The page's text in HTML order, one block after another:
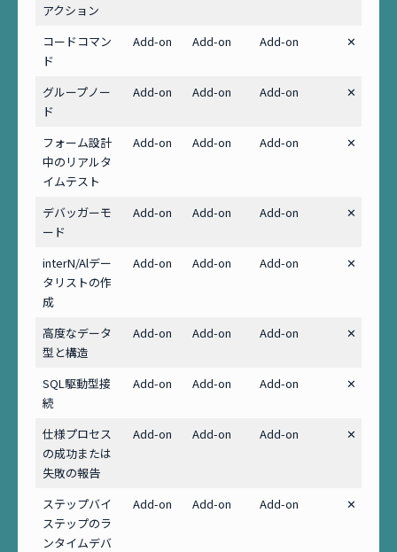
アクション
コードコマン
ド
Add-on Add-on Add-on ✕
グループノー
ド
Add-on Add-on Add-on ✕
フォーム設計
中のリアルタ
イムテスト
Add-on Add-on Add-on ✕
デバッガーモ
ード
Add-on Add-on Add-on ✕
interN/Alデー
タリストの作
成
Add-on Add-on Add-on ✕
高度なデータ
型と構造
Add-on Add-on Add-on ✕
SQL駆動型接
続
Add-on Add-on Add-on ✕
仕様プロセス
の成功または
失敗の報告
Add-on Add-on Add-on ✕
ステップバイ
ステップのラ
ンタイムデバ
Add-on Add-on Add-on ✕